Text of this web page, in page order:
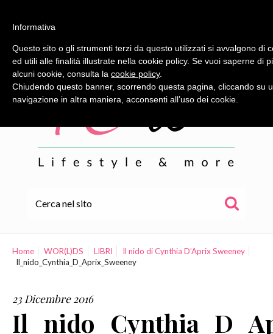
WOR(L)DS
COLLABORAZIONI
Home WOR(L)DS LIBRI
Il nido di Cynthia D’Aprix Sweeney
Il_nido_Cynthia_D_Aprix_Sweeney
23 Dicembre 2016
Informativa
Questo sito o gli strumenti terzi da questo utilizzati si avvalgono di
ed utili alle finalità illustrate nella cookie policy. Se vuoi saperne di
alcuni cookie, consulta la cookie policy.
Chiudendo questo banner, scorrendo questa pagina, cliccando su
navigazione in altra maniera, acconsenti all’uso dei cookie.